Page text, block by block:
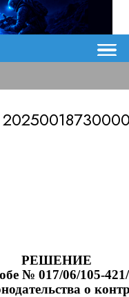
РЕШЕНИЕ
№ 017/06/105-421
о